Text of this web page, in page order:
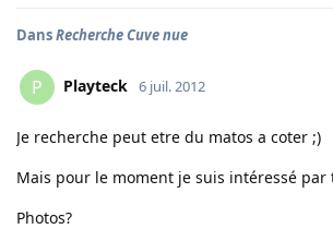
DansRecherche Cuve nue
P Playteck 6 juil. 2012
Je recherche peut etre du matos a coter ;)
Mais pour le moment je suis intéressé par
Photos?